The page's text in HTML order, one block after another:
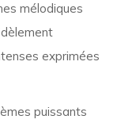
mélodiques
exprimées
puissants